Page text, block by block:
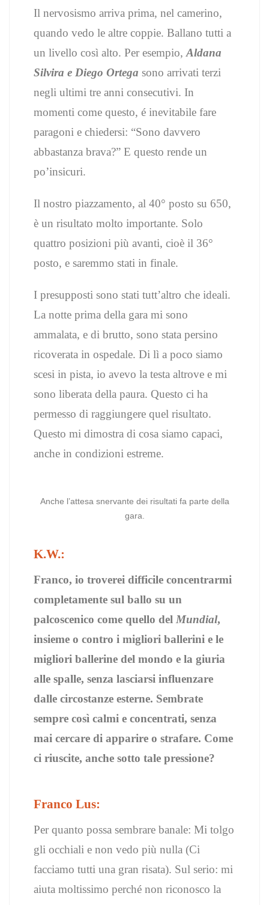
Il nervosismo arriva prima, nel camerino,
quando vedo le altre coppie. Ballano tutti a
un livello così alto. Per esempio, Aldana
Silvira e Diego Ortega sono arrivati terzi
negli ultimi tre anni consecutivi. In
momenti come questo, é inevitabile fare
paragoni e chiedersi: “Sono davvero
abbastanza brava?” E questo rende un
po’insicuri.
Il nostro piazzamento, al 40° posto su 650,
è un risultato molto importante. Solo
quattro posizioni più avanti, cioè il 36°
posto, e saremmo stati in finale.
I presupposti sono stati tutt’altro che ideali.
La notte prima della gara mi sono
ammalata, e di brutto, sono stata persino
ricoverata in ospedale. Di lì a poco siamo
scesi in pista, io avevo la testa altrove e mi
sono liberata della paura. Questo ci ha
permesso di raggiungere quel risultato.
Questo mi dimostra di cosa siamo capaci,
anche in condizioni estreme.
Anche l’attesa snervante dei risultati fa parte della
gara.
K.W.:
Franco, io troverei difficile concentrarmi
completamente sul ballo su un
palcoscenico come quello del Mundial,
insieme o contro i migliori ballerini e le
migliori ballerine del mondo e la giuria
alle spalle, senza lasciarsi influenzare
dalle circostanze esterne. Sembrate
sempre così calmi e concentrati, senza
mai cercare di apparire o strafare. Come
ci riuscite, anche sotto tale pressione?
Franco Lus:
Per quanto possa sembrare banale: Mi tolgo
gli occhiali e non vedo più nulla (Ci
facciamo tutti una gran risata). Sul serio: mi
aiuta moltissimo perché non riconosco la